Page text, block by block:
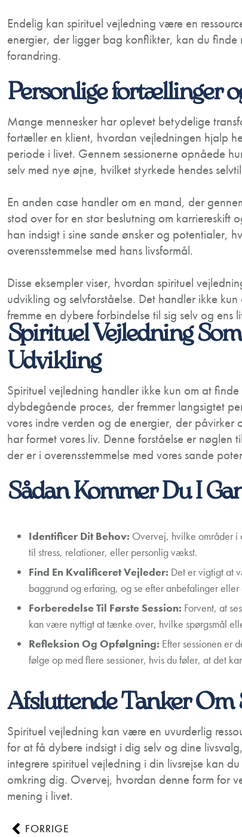
Endelig kan spirituel vejledning være en
energier, der ligger bag konflikter, kan du
forandring.
Personlige fortællinger
Mange mennesker har oplevet betydelige
fortæller en klient, hvordan vejledningen hjalp
periode i livet. Gennem sessionerne opnåede
selv med nye øjne, hvilket styrkede hendes
En anden case handler om en mand, der
stod over for en stor beslutning om karriereskift
han indsigt i sine sande ønsker og potentialer,
overensstemmelse med hans livsformål.
Disse eksempler viser, hvordan spirituel
udvikling og selvforståelse. Det handler ikke
fremme en dybere forbindelse til sig selv og ens
Spirituel Vejledning
Udvikling
Spirituel vejledning handler ikke kun om at
dybdegående proces, der fremmer langsigtet
vores indre verden og de energier, der
har formet vores liv. Denne forståelse er
der er i overensstemmelse med vores sande
Sådan Kommer Du I
Identificer Dit Behov: Overvej, hvilke områder i
til stress, relationer, eller personlig vækst.
Find En Kvalificeret Vejleder: Det er vigtigt at
baggrund og erfaring, og se efter anbefalinger
Forberedelse Til Første Session: Forvent, at
kan være nyttigt at tænke over, hvilke spørgsmål
Refleksion Og Opfølgning: Efter sessionen er
følge op med flere sessioner, hvis du føler, at det
Afsluttende Tanker Om
Spirituel vejledning kan være en uvurderlig
for at få dybere indsigt i dig selv og dine
integrere spirituel vejledning i din livsrejse kan
omkring dig. Overvej, hvordan denne form for
mening i livet.
FORRIGE